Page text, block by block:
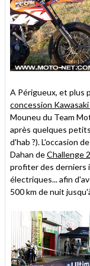
A Périgueux, et plus
concession
Mouneu du Team
après quelques
d'hab ?). L'occasion
Dahan deChallenge
profiter des derniers
électriques... afin
500 km de nuit